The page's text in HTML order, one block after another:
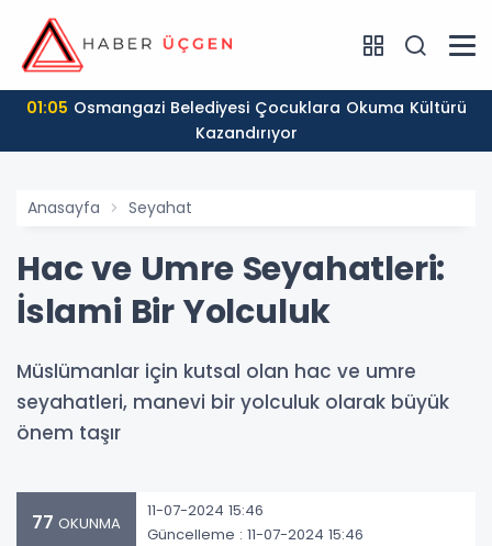
01:05
Kazandırıyor
Anasayfa Seyahat
Hac ve Umre Seyahatleri:
İslami Bir Yolculuk
Müslümanlar için kutsal olan hac ve umre
seyahatleri, manevi bir yolculuk olarak büyük
önem taşır
77 OKUNMA
11-07-2024 15:46
Güncelleme : 11-07-2024 15:46